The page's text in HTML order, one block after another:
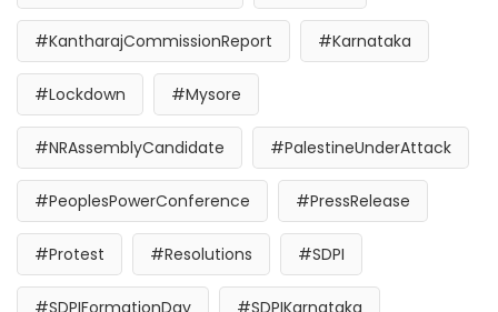
#KantharajCommissionReport #Karnataka
#Lockdown #Mysore
#NRAssemblyCandidate #PalestineUnderAttack
#PeoplesPowerConference #PressRelease
#Protest #Resolutions #SDPI
#SDPIFormationDay #SDPIKarnataka